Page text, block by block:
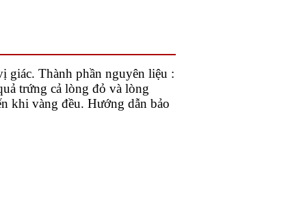
giác. Thành phần nguyên liệu :
trứng cả lòng đỏ và lòng
khi vàng đều. Hướng dẫn bảo